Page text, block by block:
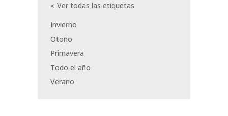
Ver todas las etiquetas
Invierno
Otoño
Primavera
Todo el año
Verano